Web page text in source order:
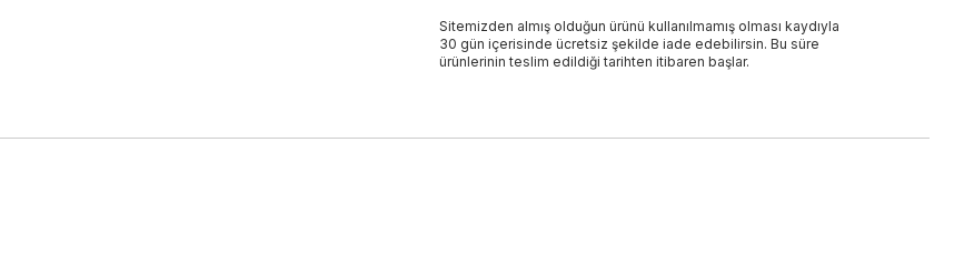
Sitemizden almış olduğun ürünü kullanılmamış olması kaydıyla
30 gün içerisinde ücretsiz şekilde iade edebilirsin. Bu süre
ürünlerinin teslim edildiği tarihten itibaren başlar.